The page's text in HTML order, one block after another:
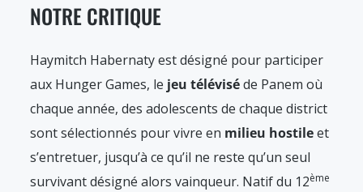
NOTRE CRITIQUE
Haymitch Habernaty est désigné pour participer
aux Hunger Games, le jeu téléviséde Panem où
chaque année, des adolescents de chaque district
sont sélectionnés pour vivre en milieu hostileet
s’entretuer, jusqu’à ce qu’il ne reste qu’un seul
survivant désigné alors vainqueur. Natif du 12ème